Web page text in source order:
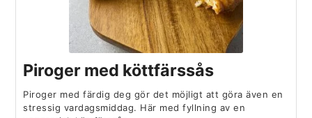
Piroger med köttfärssås
Piroger med färdig deg gör det möjligt att göra även en
stressig vardagsmiddag. Här med fyllning av en